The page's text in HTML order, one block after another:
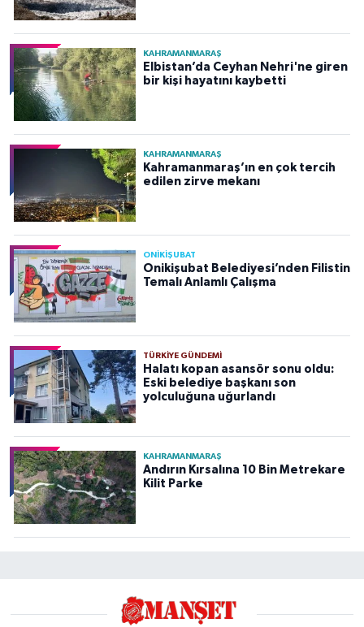
KAHRAMANMARAŞ
Elbistan’da Ceyhan Nehri'ne giren
bir kişi hayatını kaybetti
KAHRAMANMARAŞ
Kahramanmaraş’ın en çok tercih
edilen zirve mekanı
ONİKİŞUBAT
Onikişubat Belediyesi’nden Filistin
Temalı Anlamlı Çalışma
TÜRKIYE GÜNDEMI
Halatı kopan asansör sonu oldu:
Eski belediye başkanı son
yolculuğuna uğurlandı
KAHRAMANMARAŞ
Andırın Kırsalına 10 Bin Metrekare
Kilit Parke